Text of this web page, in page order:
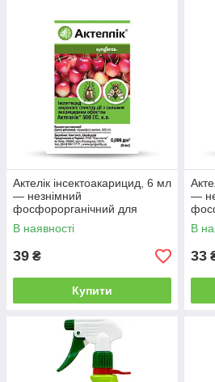
Допомога та поради
Підберемо
використовувати,
лайф-хакі для
Будь-які обсяги
Ми продаємо оптом і
обмежень по сумі і
Оперативна
Всі замовлення
доби після
Ми працюємо
виробниками, тому
Актелік інсектоакарицид, 6 мл
— незнімний
фосфорорганічний для
знищення шкідників,
Syngenta
В наявності
39 ₴
Купити
—
В
33